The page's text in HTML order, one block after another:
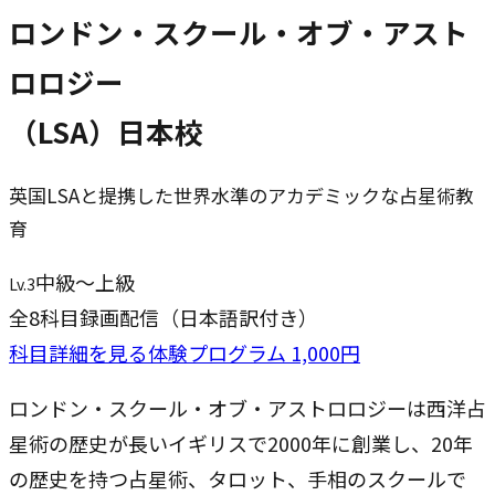
ロンドン・スクール・オブ・アスト
ロロジー
（LSA）日本校
英国LSAと提携した世界水準のアカデミックな占星術教
育
Lv.3中級～上級
全8科目録画配信（日本語訳付き）
科目詳細を見る体験プログラム 1,000円
ロンドン・スクール・オブ・アストロロジーは西洋占
星術の歴史が長いイギリスで2000年に創業し、20年
の歴史を持つ占星術、タロット、手相のスクールで